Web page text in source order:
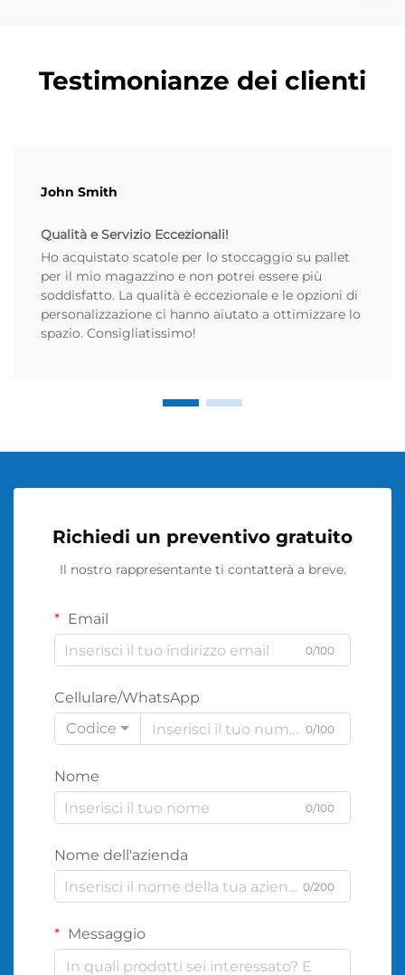
Testimonianze dei clienti
John Smith
Qualità e Servizio Eccezionali!
Ho acquistato scatole per lo stoccaggio su pallet
per il mio magazzino e non potrei essere più
soddisfatto. La qualità è eccezionale e le opzioni di
personalizzazione ci hanno aiutato a ottimizzare lo
spazio. Consigliatissimo!
Richiedi un preventivo gratuito
Il nostro rappresentante ti contatterà a breve.
Email
0/100
Cellulare/WhatsApp
Codice
0/100
Nome
0/100
Nome dell'azienda
0/200
Messaggio